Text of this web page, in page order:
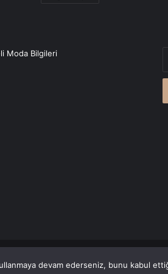
Moda Bilgileri
devam ederseniz, bunu kabul